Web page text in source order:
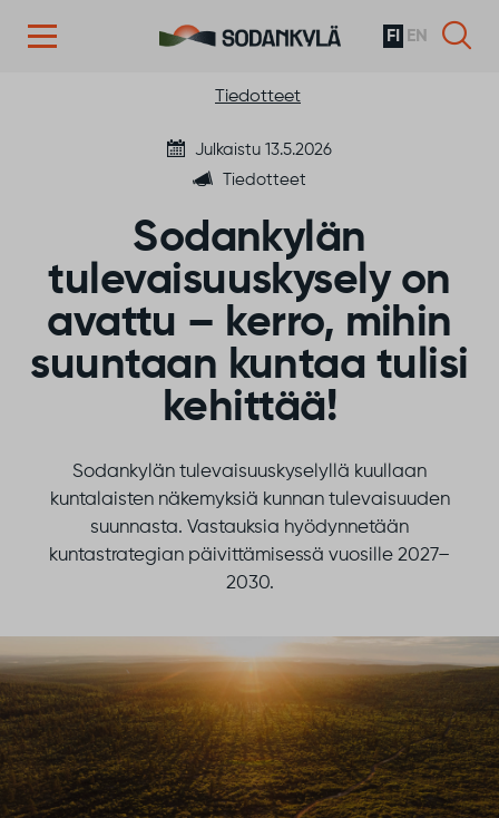
FI EN
Tiedotteet
Julkaistu 13.5.2026
Tiedotteet
Sodankylän
tulevaisuuskysely on
avattu – kerro, mihin
suuntaan kuntaa tulisi
kehittää!
Sodankylän tulevaisuuskyselyllä kuullaan
kuntalaisten näkemyksiä kunnan tulevaisuuden
suunnasta. Vastauksia hyödynnetään
kuntastrategian päivittämisessä vuosille 2027–
2030.